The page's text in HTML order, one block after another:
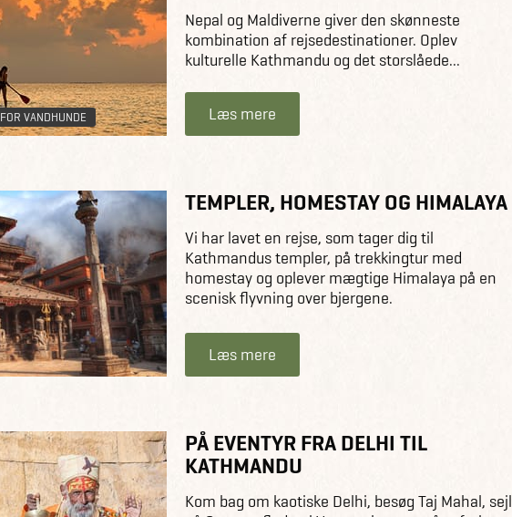
FOR VANDHUNDE
Nepal og Maldiverne giver den skønneste
kombination af rejsedestinationer. Oplev
kulturelle Kathmandu og det storslåede...
Læs mere
TEMPLER, HOMESTAY OG HIMALAYA
Vi har lavet en rejse, som tager dig til
Kathmandus templer, på trekkingtur med
homestay og oplever mægtige Himalaya på en
scenisk flyvning over bjergene.
Læs mere
PÅ EVENTYR FRA DELHI TIL
KATHMANDU
Kom bag om kaotiske Delhi, besøg Taj Mahal, sejl